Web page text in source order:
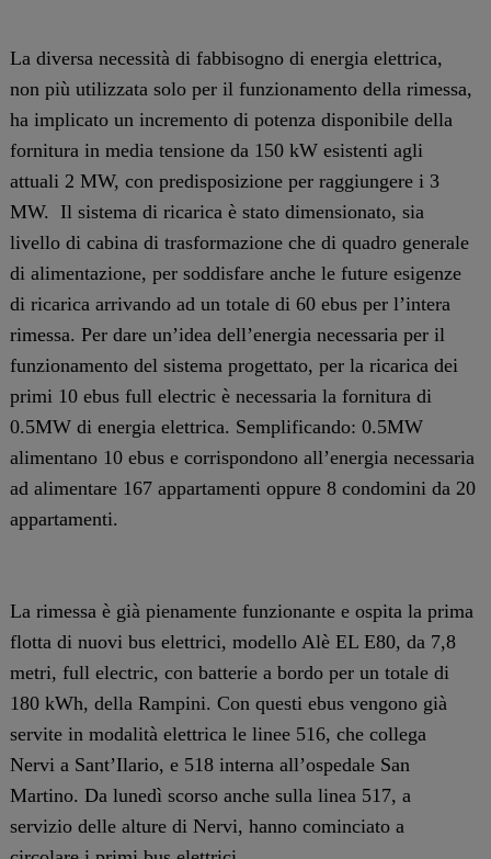
La diversa necessità di fabbisogno di energia elettrica,
non più utilizzata solo per il funzionamento della rimessa,
ha implicato un incremento di potenza disponibile della
fornitura in media tensione da 150 kW esistenti agli
attuali 2 MW, con predisposizione per raggiungere i 3
MW. Il sistema di ricarica è stato dimensionato, sia
livello di cabina di trasformazione che di quadro generale
di alimentazione, per soddisfare anche le future esigenze
di ricarica arrivando ad un totale di 60 ebus per l’intera
rimessa. Per dare un’idea dell’energia necessaria per il
funzionamento del sistema progettato, per la ricarica dei
primi 10 ebus full electric è necessaria la fornitura di
0.5MW di energia elettrica. Semplificando: 0.5MW
alimentano 10 ebus e corrispondono all’energia necessaria
ad alimentare 167 appartamenti oppure 8 condomini da 20
appartamenti.
La rimessa è già pienamente funzionante e ospita la prima
flotta di nuovi bus elettrici, modello Alè EL E80, da 7,8
metri, full electric, con batterie a bordo per un totale di
180 kWh, della Rampini. Con questi ebus vengono già
servite in modalità elettrica le linee 516, che collega
Nervi a Sant’Ilario, e 518 interna all’ospedale San
Martino. Da lunedì scorso anche sulla linea 517, a
servizio delle alture di Nervi, hanno cominciato a